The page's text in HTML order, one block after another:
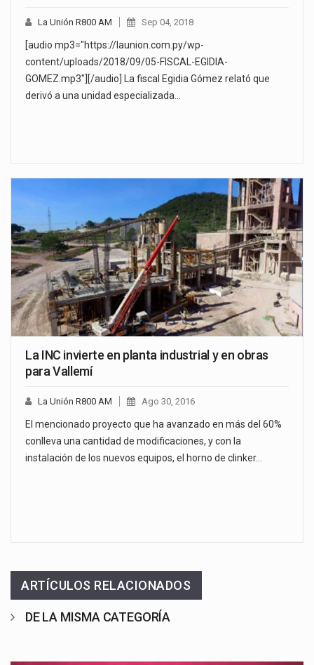
La Unión R800 AM Sep 04, 2018
[audio mp3="https://launion.com.py/wp-
content/uploads/2018/09/05-FISCAL-EGIDIA-
GOMEZ.mp3"][/audio] La fiscal Egidia Gómez relató que
derivó a una unidad especializada…
La INC invierte en planta industrial y en obras
para Vallemí
La Unión R800 AM Ago 30, 2016
El mencionado proyecto que ha avanzado en más del 60%
conlleva una cantidad de modificaciones, y con la
instalación de los nuevos equipos, el horno de clinker…
ARTÍCULOS RELACIONADOS
DE LA MISMA CATEGORÍA